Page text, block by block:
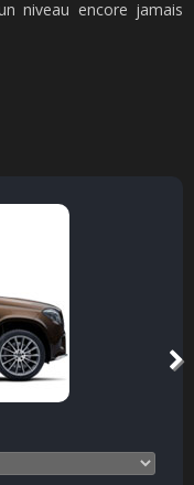
niveau encore jamais